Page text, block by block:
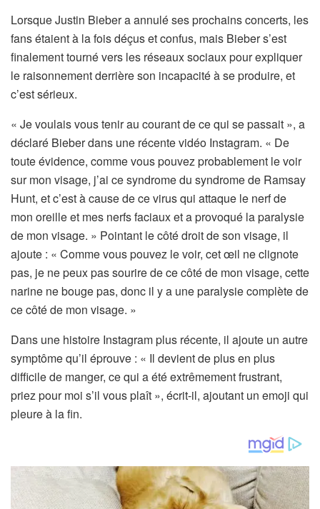
Lorsque Justin Bieber a annulé ses prochains concerts, les
fans étaient à la fois déçus et confus, mais Bieber s’est
finalement tourné vers les réseaux sociaux pour expliquer
le raisonnement derrière son incapacité à se produire, et
c’est sérieux.
« Je voulais vous tenir au courant de ce qui se passait », a
déclaré Bieber dans une récente vidéo Instagram. « De
toute évidence, comme vous pouvez probablement le voir
sur mon visage, j’ai ce syndrome du syndrome de Ramsay
Hunt, et c’est à cause de ce virus qui attaque le nerf de
mon oreille et mes nerfs faciaux et a provoqué la paralysie
de mon visage. » Pointant le côté droit de son visage, il
ajoute : « Comme vous pouvez le voir, cet œil ne clignote
pas, je ne peux pas sourire de ce côté de mon visage, cette
narine ne bouge pas, donc il y a une paralysie complète de
ce côté de mon visage. »
Dans une histoire Instagram plus récente, il ajoute un autre
symptôme qu’il éprouve : « Il devient de plus en plus
difficile de manger, ce qui a été extrêmement frustrant,
priez pour moi s’il vous plaît », écrit-il, ajoutant un emoji qui
pleure à la fin.